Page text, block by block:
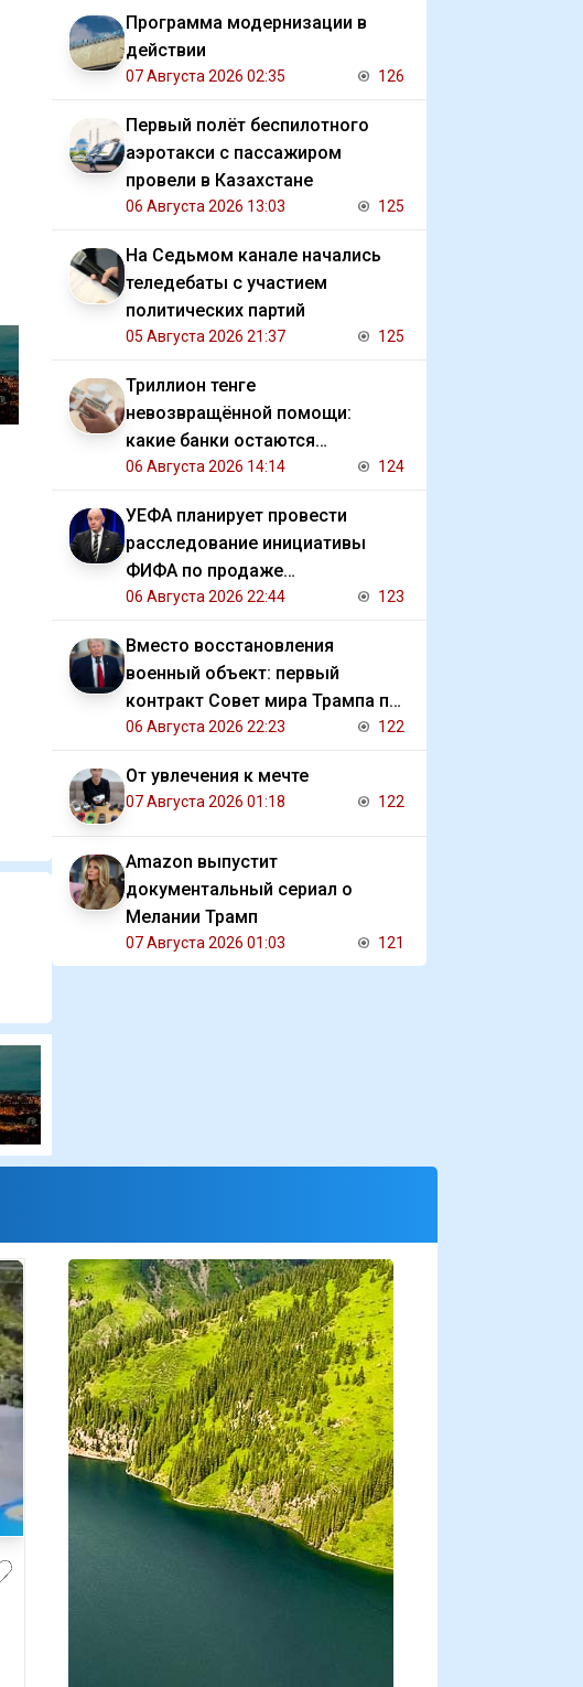
Программа модернизации в
действии
07 Августа 2026 02:35 126
Первый полёт беспилотного
аэротакси с пассажиром
провели в Казахстане
06 Августа 2026 13:03 125
На Седьмом канале начались
теледебаты с участием
политических партий
05 Августа 2026 21:37 125
Триллион тенге
невозвращённой помощи:
какие банки остаются
должниками государства
06 Августа 2026 14:14 124
УЕФА планирует провести
расследование инициативы
ФИФА по продаже
коммерческих прав на ЧМ
06 Августа 2026 22:44 123
Вместо восстановления
военный объект: первый
контракт Совет мира Трампа по
Газе
06 Августа 2026 22:23 122
От увлечения к мечте
07 Августа 2026 01:18 122
Amazon выпустит
документальный сериал о
Мелании Трамп
07 Августа 2026 01:03 121